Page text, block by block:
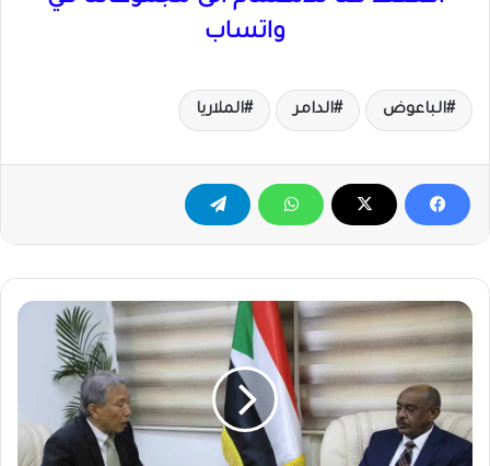
واتساب
الباعوض الدامر الملاريا
وزير
الخارجية
يستقبل
السفير
الياباني